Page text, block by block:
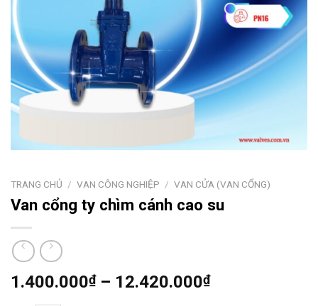
TRANG CHỦ / VAN CÔNG NGHIỆP / VAN CỬA (VAN CỔNG)
Van cổng ty chìm cánh cao su
1.400.000₫ – 12.420.000₫Khoảng